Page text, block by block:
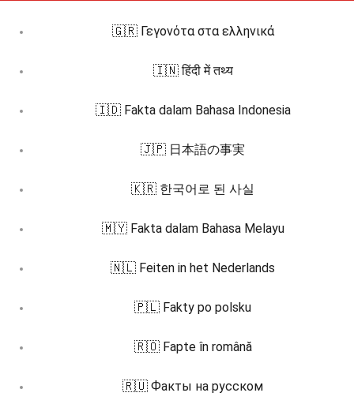
🇬🇷 Γεγονότα στα ελληνικά
🇮🇳 हिंदी में तथ्य
🇮🇩 Fakta dalam Bahasa Indonesia
🇯🇵 日本語の事実
🇰🇷 한국어로 된 사실
🇲🇾 Fakta dalam Bahasa Melayu
🇳🇱 Feiten in het Nederlands
🇵🇱 Fakty po polsku
🇷🇴 Fapte în română
🇷🇺 Факты на русском